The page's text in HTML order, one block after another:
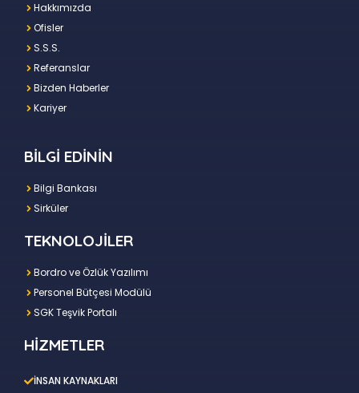
Hakkımızda
Ofisler
S.S.S.
Referanslar
Bizden Haberler
Kariyer
BİLGİ EDİNİN
Bilgi Bankası
Sirküler
TEKNOLOJİLER
Bordro ve Özlük Yazılımı
Personel Bütçesi Modülü
SGK Teşvik Portalı
HİZMETLER
İNSAN KAYNAKLARI